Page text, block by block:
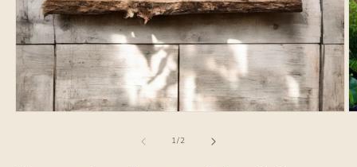
1/van
2